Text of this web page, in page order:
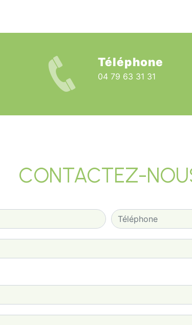
Téléphone
04 79 63 31 31
CONTACTEZ-